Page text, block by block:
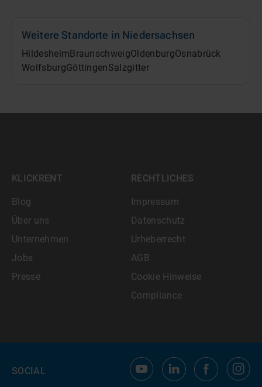
Weitere Standorte in Niedersachsen
Hildesheim BraunschweigOldenburgOsnabrück
WolfsburgGöttingenSalzgitter
KLICKRENT
Blog
Über uns
Unternehmen
Jobs
Presse
RECHTLICHES
Impressum
Datenschutz
Urheberrecht
AGB
Cookie Hinweise
Compliance
SOCIAL